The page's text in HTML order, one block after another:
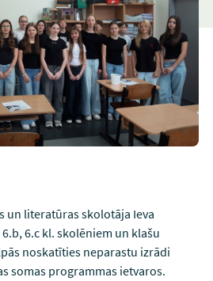
un literatūras skolotāja Ieva
6.c kl. skolēniem un klašu
noskatīties neparastu izrādi
somas programmas ietvaros.